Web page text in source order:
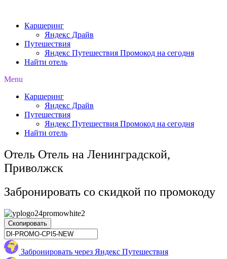
содержимому
Каршеринг
Яндекс Драйв
Путешествия
Яндекс Путешествия Промокод на сегодня
Найти отель
Menu
Каршеринг
Яндекс Драйв
Путешествия
Яндекс Путешествия Промокод на сегодня
Найти отель
Отель Отель на Ленинградской,
Приволжск
Забронировать со скидкой по промокоду
Скопировать
Забронировать через Яндекс Путешествия